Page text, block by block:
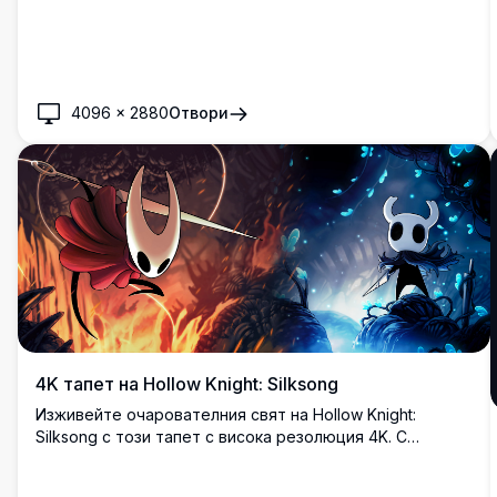
4096 × 2880Отвори
4K тапет на Hollow Knight: Silksong
Изживейте очарователния свят на Hollow Knight:
Silksong с този тапет с висока резолюция 4K. С